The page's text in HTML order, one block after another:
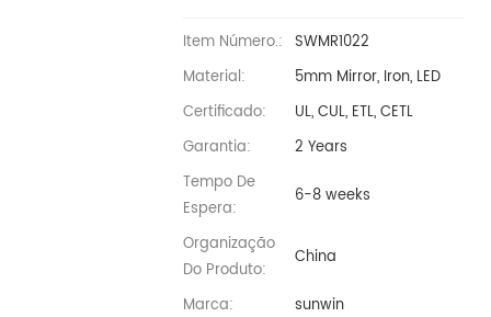
Item Número.: SWMR1022
Material:
5mm Mirror, Iron, LED
Certificado:
UL, CUL, ETL, CETL
Garantia:
2 Years
Tempo De
Espera:
6-8 weeks
Organização
Do Produto:
China
Marca:
sunwin